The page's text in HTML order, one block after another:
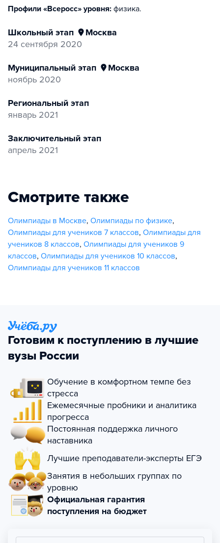
Профили «Всеросс» уровня: физика.
Школьный этап
Москва
24 сентября 2020
Муниципальный этап
Москва
ноябрь 2020
Региональный этап
январь 2021
Заключительный этап
апрель 2021
Смотрите также
Олимпиады в Москве, Олимпиады по физике,
Олимпиады для учеников 7 классов, Олимпиады для
учеников 8 классов, Олимпиады для учеников 9
классов, Олимпиады для учеников 10 классов,
Олимпиады для учеников 11 классов
Готовим к поступлению в лучшие
вузы России
Обучение в комфортном темпе без
стресса
Ежемесячные пробники и аналитика
прогресса
Постоянная поддержка личного
наставника
Лучшие преподаватели-эксперты ЕГЭ
Занятия в небольших группах по
уровню
Официальная гарантия
поступления на бюджет